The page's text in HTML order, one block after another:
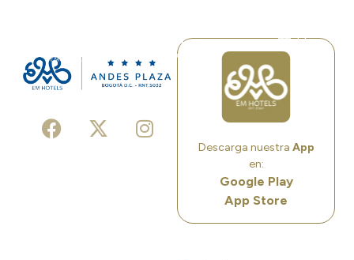
ES
Descarga nuestra App
en:
Google Play
App Store